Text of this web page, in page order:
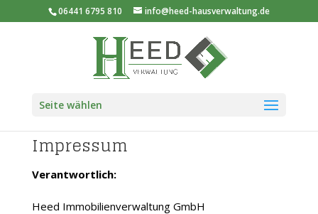
06441 6795 810 info@heed-hausverwaltung.de
Seite wählen
Impressum
Verantwortlich:
Heed Immobilienverwaltung GmbH